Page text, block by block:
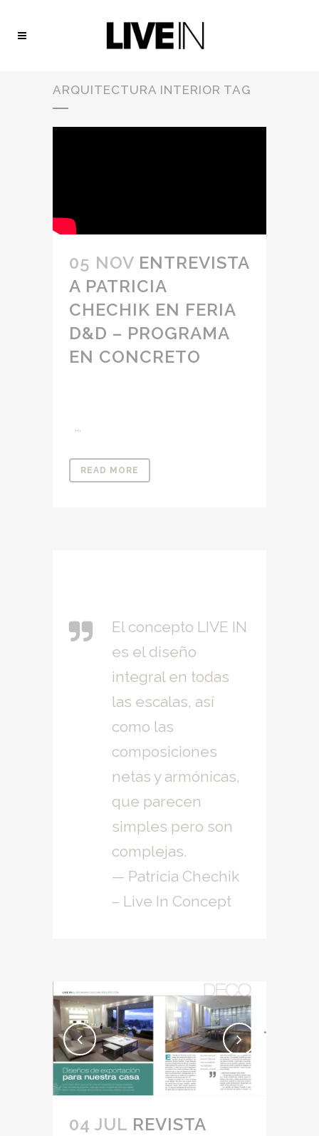
ARQUITECTURA INTERIOR TAG
05 NOV ENTREVISTA
A PATRICIA
CHECHIK EN FERIA
D&D – PROGRAMA
EN CONCRETO
READ MORE
El concepto LIVE IN
es el diseño
integral en todas
las escalas, así
como las
composiciones
netas y armónicas,
que parecen
simples pero son
complejas.
— Patricia Chechik
– Live In Concept
04 JUL REVISTA